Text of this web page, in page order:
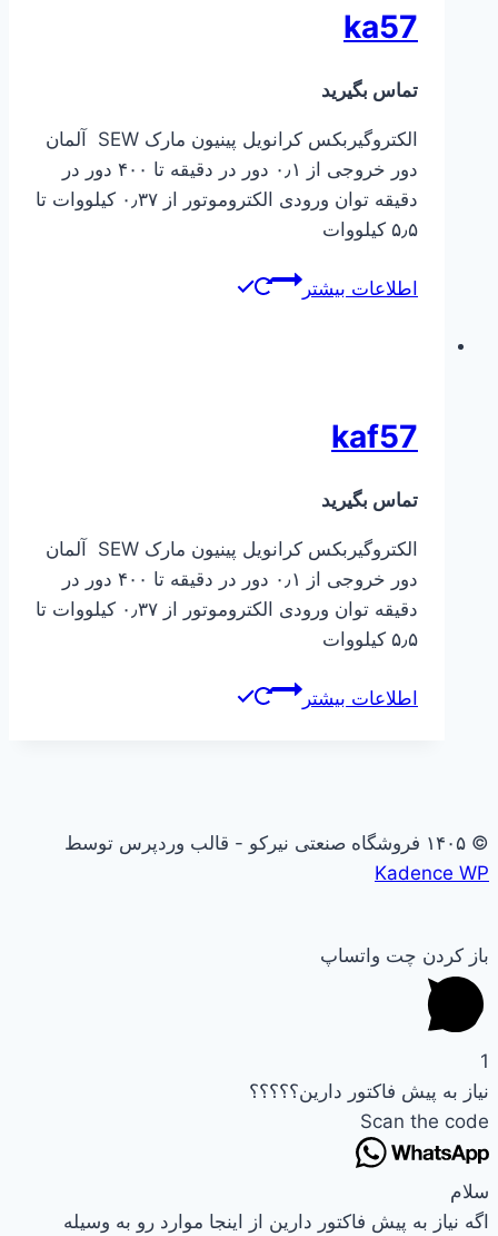
ka57
تماس بگیرید
الکتروگیربکس کرانویل پینیون مارک SEW آلمان
دور خروجی از ۰٫۱ دور در دقیقه تا ۴۰۰ دور در
دقیقه توان ورودی الکتروموتور از ۰٫۳۷ کیلووات تا
۵٫۵ کیلووات
اطلاعات بیشتر
kaf57
تماس بگیرید
الکتروگیربکس کرانویل پینیون مارک SEW آلمان
دور خروجی از ۰٫۱ دور در دقیقه تا ۴۰۰ دور در
دقیقه توان ورودی الکتروموتور از ۰٫۳۷ کیلووات تا
۵٫۵ کیلووات
اطلاعات بیشتر
© ۱۴۰۵ فروشگاه صنعتی نیرکو - قالب وردپرس توسط
Kadence WP
باز کردن چت واتساپ
1
نیاز به پیش فاکتور دارین؟؟؟؟؟
Scan the code
سلام
اگه نیاز به پیش فاکتور دارین از اینجا موارد رو به وسیله